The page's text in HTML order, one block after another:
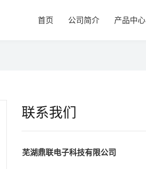
首页 公司简介 产品中心
联系我们
芜湖鼎联电子科技有限公司